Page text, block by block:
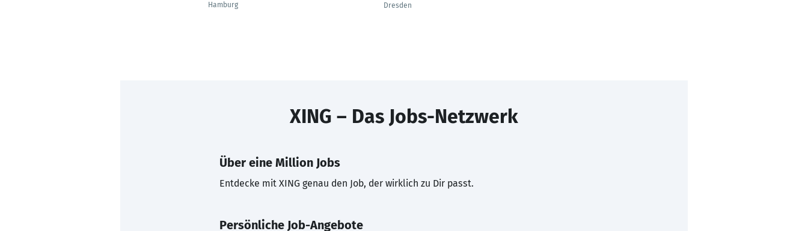
Hamburg
Dresden
XING – Das Jobs-Netzwerk
Über eine Million Jobs
Entdecke mit XING genau den Job, der wirklich zu Dir passt.
Persönliche Job-Angebote